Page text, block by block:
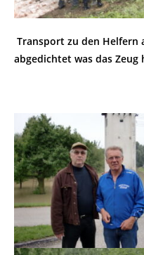
Transport zu den Helfern
abgedichtet was das Zeug